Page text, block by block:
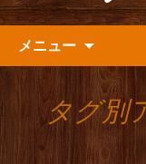
メニュー
タグ別